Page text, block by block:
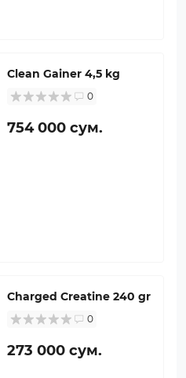
Clean Gainer 4,5 kg
0
754 000 сум.
Charged Creatine 240 gr
0
273 000 сум.